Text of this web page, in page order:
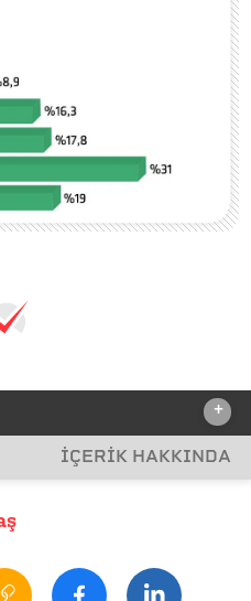
+
Gıda Güvenliği ve
Raporu
İÇERİK HAKKINDA